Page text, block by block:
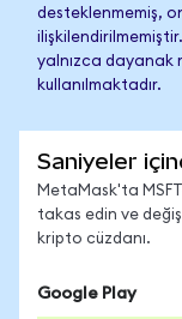
desteklenmemiş,
yalnızca dayanak
kullanılmaktadır.
Saniyeler
MetaMask'ta
takas edin ve
kripto cüzdanı.
Google Play